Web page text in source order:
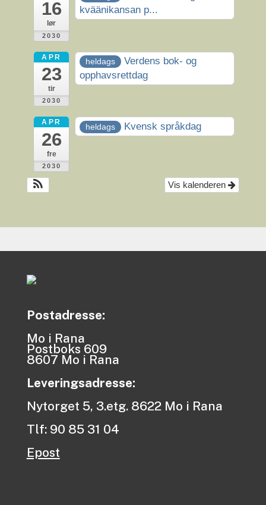
16
lør
2030
kväänikansan p...
APR
23
tir
2030
heldags
Verdens bok- og
opphavsrettdag
APR
26
fre
2030
heldags Kvensk språkdag
Vis kalenderen
Postadresse:
Mo i Rana
Postboks 609
8607 Mo i Rana
Leveringsadresse:
Nytorget 5, 3.etg. 8622 Mo i Rana
Tlf: 90 85 31 04
Epost